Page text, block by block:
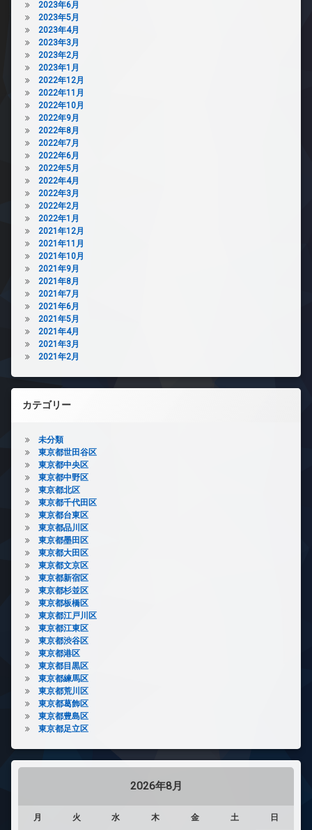
2023年6月
2023年5月
2023年4月
2023年3月
2023年2月
2023年1月
2022年12月
2022年11月
2022年10月
2022年9月
2022年8月
2022年7月
2022年6月
2022年5月
2022年4月
2022年3月
2022年2月
2022年1月
2021年12月
2021年11月
2021年10月
2021年9月
2021年8月
2021年7月
2021年6月
2021年5月
2021年4月
2021年3月
2021年2月
カテゴリー
未分類
東京都世田谷区
東京都中央区
東京都中野区
東京都北区
東京都千代田区
東京都台東区
東京都品川区
東京都墨田区
東京都大田区
東京都文京区
東京都新宿区
東京都杉並区
東京都板橋区
東京都江戸川区
東京都江東区
東京都渋谷区
東京都港区
東京都目黒区
東京都練馬区
東京都荒川区
東京都葛飾区
東京都豊島区
東京都足立区
2026年8月
月 火 水 木 金 土 日